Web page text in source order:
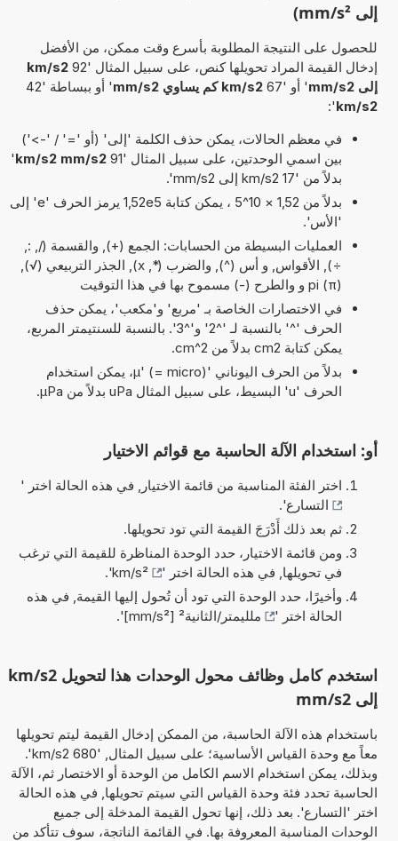
إلى mm/s²)
للحصول على النتيجة المطلوبة بأسرع وقت ممكن، من الأفضل
إدخال القيمة المراد تحويلها كنص، على سبيل المثال '92
km/s2
إلى mm/s2
' أو '67 km/s2 كم يساوي mm/s2
' أو ببساطة '42
km/s2
':
في معظم الحالات، يمكن حذف الكلمة 'إلى' (أو '=' / '->')
بين اسمي الوحدتين، على سبيل المثال '91
km/s2 mm/s2
'
بدلاً من '17 km/s2 إلى mm/s2'.
بدلاً من 1,52 × 10^5 ، يمكن كتابة 1,52e5 يرمز الحرف 'e' إلى
'الأس'.
العمليات البسيطة من الحسابات: الجمع (+), والقسمة (/, :,
÷), الأقواس, و أس (^), والضرب (*, x), الجذر التربيعي (√),
pi (π) و والطرح (-) مسموح بها في هذا التوقيت
في الاختصارات الخاصة بـ 'مربع' و'مكعب'، يمكن حذف
الحرف '^' بالنسبة لـ '^2' و'^3'. بالنسبة للسنتيمتر المربع،
يمكن كتابة cm2 بدلاً من cm^2.
بدلاً من الحرف اليوناني 'µ' (= micro)، يمكن استخدام
الحرف 'u' البسيط، على سبيل المثال uPa بدلاً من µPa.
أو: استخدام الآلة الحاسبة مع قوائم الاختيار
اختر الفئة المناسبة من قائمة الاختيار, في هذه الحالة اختر '
التسارع'.
ثم بعد ذلك أَدْرَجَ القيمة التي تود تحويلها.
ومن قائمة الاختيار، حدد الوحدة المناظرة للقيمة التي ترغب
في تحويلها, في هذه الحالة اختر '
km/s²
'.
وأخيرًا، حدد الوحدة التي تود أن تُحول إليها القيمة, في هذه
الحالة اختر '
ملليمتر/الثانية² [mm/s²] '.
استخدم كامل وظائف محول الوحدات هذا لتحويل km/s2
إلى mm/s2
باستخدام هذه الآلة الحاسبة، من الممكن إدخال القيمة ليتم تحويلها
معاً مع وحدة القياس الأساسية؛ على سبيل المثال, '680 km/s2'.
وبذلك، يمكن استخدام الاسم الكامل من الوحدة أو الاختصار ثم، الآلة
الحاسبة تحدد فئة وحدة القياس التي سيتم تحويلها, في هذه الحالة
اختر 'التسارع'. بعد ذلك، إنها تحول القيمة المدخلة إلى جميع
الوحدات المناسبة المعروفة بها. في القائمة الناتجة، سوف تتأكد من